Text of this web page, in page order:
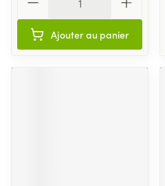
Ajouter au panier